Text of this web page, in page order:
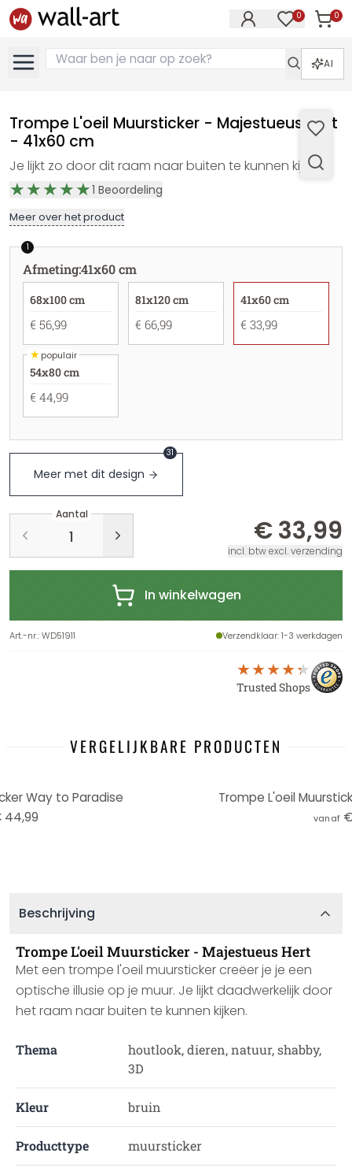
0 0
AI
Trompe L'oeil Muursticker - Majestueus Hert
- 41x60 cm
Je lijkt zo door dit raam naar buiten te kunnen kijken
1 Beoordeling
Meer over het product
1
Afmeting:41x60 cm
68x100 cm
€ 56,99
81x120 cm
€ 66,99
41x60 cm
€ 33,99
★populair
54x80 cm
€ 44,99
Meer met dit design
31
Aantal
€ 33,99
incl. btw excl. verzending
In winkelwagen
Art.-nr.:WD51911 Verzendklaar: 1-3 werkdagen
Trusted Shops
VERGELIJKBARE PRODUCTEN
Way to Paradise
44,99
Trompe L'oeil
vanaf
Beschrijving
Trompe L'oeil Muursticker - Majestueus Hert
Met een trompe l'oeil muursticker creëer je je een
optische illusie op je muur. Je lijkt daadwerkelijk door
het raam naar buiten te kunnen kijken.
Thema
houtlook, dieren, natuur, shabby,
3D
Kleur bruin
Producttype muursticker